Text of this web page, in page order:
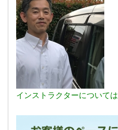
インストラクターについては